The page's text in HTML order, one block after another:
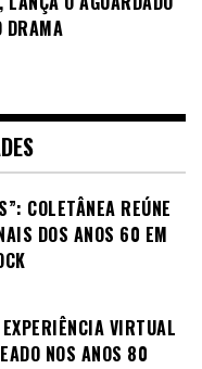
DRAMA
COLETÂNEA REÚNE
DOS ANOS 60 EM
VIRTUAL
NOS ANOS 80